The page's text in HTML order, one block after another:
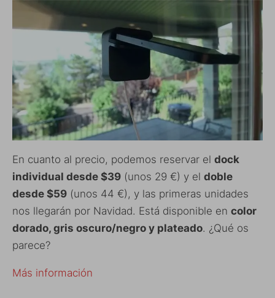
En cuanto al precio, podemos reservar el dock
individual desde $39 (unos 29 €) y el doble
desde $59 (unos 44 €), y las primeras unidades
nos llegarán por Navidad. Está disponible en color
dorado, gris oscuro/negro y plateado. ¿Qué os
parece?
Más información